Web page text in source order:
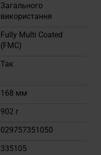
Загального
використання
Fully Multi Coated
(FMC)
Так
168 мм
902 г
029757351050
335105